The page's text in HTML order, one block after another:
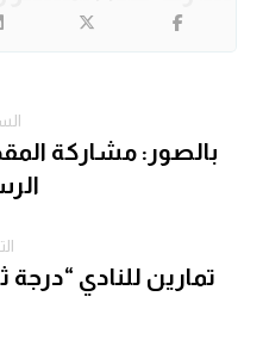
بالصور: مشاركة
تمارين للنادي